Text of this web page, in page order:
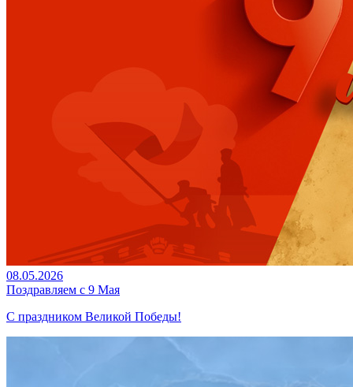
08.05.2026
Поздравляем с 9 Мая
С праздником Великой Победы!